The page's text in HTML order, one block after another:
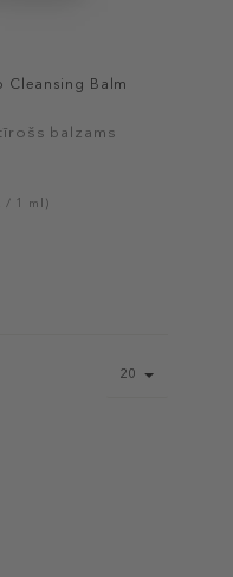
Cleansing Balm
balzams
/ 1 ml)
size
20